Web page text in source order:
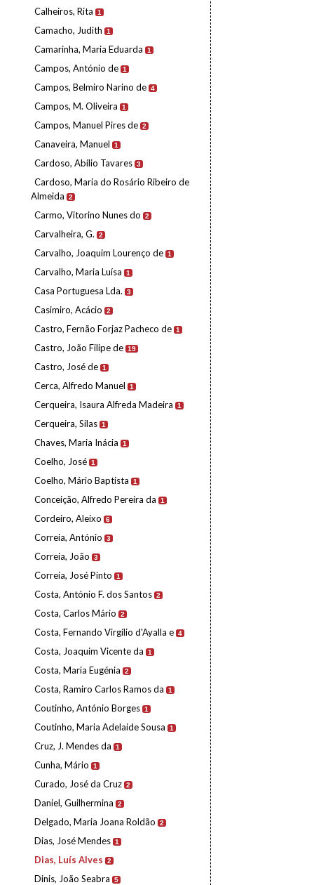
Calheiros, Rita 1
Camacho, Judith 1
Camarinha, Maria Eduarda 1
Campos, António de 1
Campos, Belmiro Narino de 4
Campos, M. Oliveira 1
Campos, Manuel Pires de 2
Canaveira, Manuel 1
Cardoso, Abílio Tavares 3
Cardoso, Maria do Rosário Ribeiro de
Almeida
2
Carmo, Vitorino Nunes do 2
Carvalheira, G. 2
Carvalho, Joaquim Lourenço de 1
Carvalho, Maria Luísa 1
Casa Portuguesa Lda. 3
Casimiro, Acácio 2
Castro, Fernão Forjaz Pacheco de 1
Castro, João Filipe de 19
Castro, José de 1
Cerca, Alfredo Manuel 1
Cerqueira, Isaura Alfreda Madeira 1
Cerqueira, Silas 1
Chaves, Maria Inácia 1
Coelho, José 1
Coelho, Mário Baptista 1
Conceição, Alfredo Pereira da 1
Cordeiro, Aleixo 6
Correia, António 3
Correia, João 3
Correia, José Pinto 1
Costa, António F. dos Santos 2
Costa, Carlos Mário 2
Costa, Fernando Virgílio d'Ayalla e 4
Costa, Joaquim Vicente da 1
Costa, Maria Eugénia 2
Costa, Ramiro Carlos Ramos da 1
Coutinho, António Borges 1
Coutinho, Maria Adelaide Sousa 1
Cruz, J. Mendes da 1
Cunha, Mário 1
Curado, José da Cruz 2
Daniel, Guilhermina 2
Delgado, Maria Joana Roldão 2
Dias, José Mendes 1
Dias, Luís Alves 2
Dinis, João Seabra 5